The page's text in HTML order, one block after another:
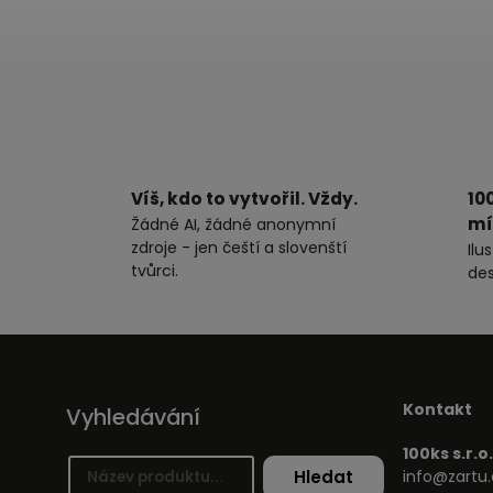
Víš, kdo to vytvořil. Vždy.
Žádné AI, žádné anonymní
zdroje - jen čeští a slovenští
tvůrci.
Vyhledávání
Hledat
Kontakt
100ks s.r.o.